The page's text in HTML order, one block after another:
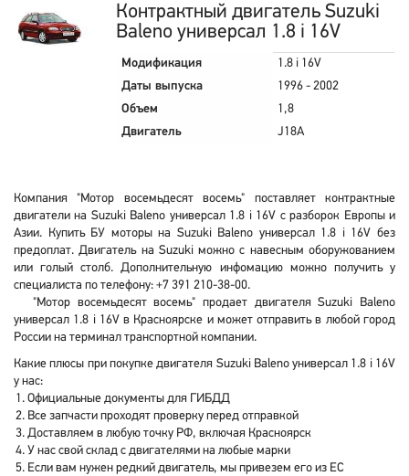
Контрактный двигатель Suzuki
Baleno универсал 1.8 i 16V
Модификация
1.8 i 16V
Даты выпуска
1996 - 2002
Объем
1,8
Двигатель
J18A
Компания "Мотор восемьдесят восемь" поставляет контрактные
двигатели на Suzuki Baleno универсал 1.8 i 16V с разборок Европы и
Азии. Купить БУ моторы на Suzuki Baleno универсал 1.8 i 16V без
предоплат. Двигатель на Suzuki можно с навесным оборужованием
или голый столб. Дополнительную инфомацию можно получить у
специалиста по телефону: +7 391 210-38-00.
"Мотор восемьдесят восемь" продает двигателя Suzuki Baleno
универсал 1.8 i 16V в Красноярске и может отправить в любой город
России на терминал транспортной компании.
Какие плюсы при покупке двигателя Suzuki Baleno универсал 1.8 i 16V
у нас:
Официальные документы для ГИБДД
Все запчасти проходят проверку перед отправкой
Доставляем в любую точку РФ, включая Красноярск
У нас свой склад с двигателями на любые марки
Если вам нужен редкий двигатель, мы привезем его из ЕС